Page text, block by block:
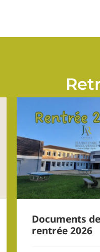
Documents de
rentrée 2026